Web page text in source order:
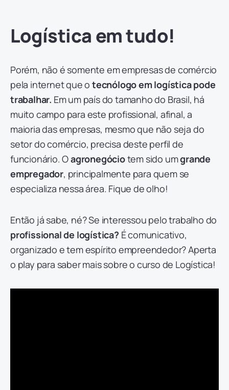
Logística em tudo!
Porém, não é somente em empresas de comércio
pela internet que otecnólogo em logística pode
trabalhar. Em um país do tamanho do Brasil, há
muito campo para este profissional, afinal, a
maioria das empresas, mesmo que não seja do
setor do comércio, precisa deste perfil de
funcionário. Oagronegóciotem sido umgrande
empregador, principalmente para quem se
especializa nessa área. Fique de olho!
Então já sabe, né? Se interessou pelo trabalho do
profissional de logística? É comunicativo,
organizado e tem espírito empreendedor? Aperta
o play para saber mais sobre o curso de Logística!